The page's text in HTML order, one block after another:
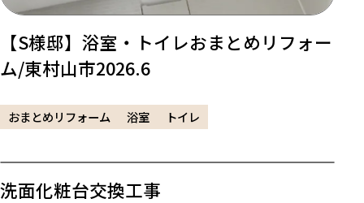
【S様邸】浴室・トイレおまとめリフォー
ム/東村山市2026.6
おまとめリフォーム 浴室 トイレ
洗面化粧台交換工事